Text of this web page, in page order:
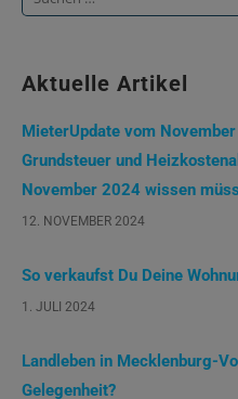
Aktuelle Artikel
MieterUpdate vom
Grundsteuer und
November 2024 wissen
12. NOVEMBER 2024
So verkaufst Du Deine
1. JULI 2024
Landleben in Mecklenburg-
Gelegenheit?